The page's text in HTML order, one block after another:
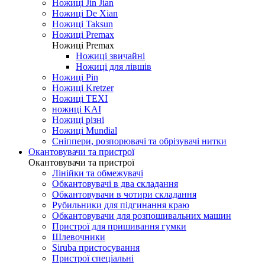
Ножиці Jin Jian
Ножиці De Xian
Ножиці Taksun
Ножиці Premax
Ножиці Premax
Ножиці звичайні
Ножиці для лівшів
Ножиці Pin
Ножиці Kretzer
Ножиці TEXI
ножиці KAI
Ножиці різні
Ножиці Mundial
Сніппери, розпорювачі та обрізувачі нитки
Окантовувачи та пристрої
Окантовувачи та пристрої
Лінійки та обмежувачі
Обкантовувачі в два складання
Обкантовувачи в чотири складання
Рубильники для підгинання краю
Обкантовувачи для розпошивальних машин
Пристрої для пришивання гумки
Шлевочники
Siruba пристосування
Пристрої спеціальні